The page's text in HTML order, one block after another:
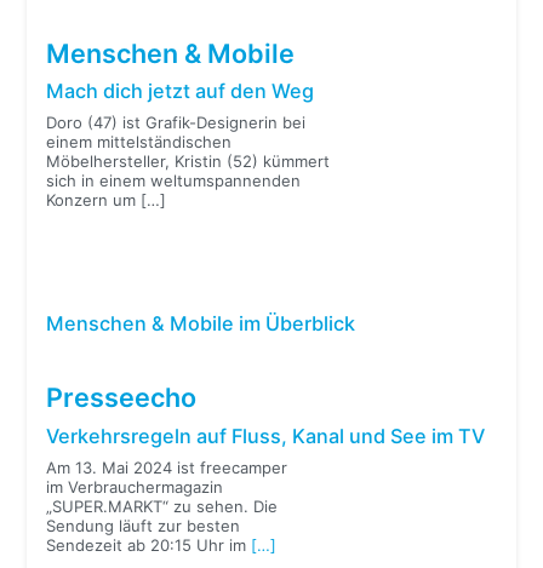
Menschen & Mobile
Mach dich jetzt auf den Weg
Doro (47) ist Grafik-Designerin bei
einem mittelständischen
Möbelhersteller, Kristin (52) kümmert
sich in einem weltumspannenden
Konzern um […]
Menschen & Mobile im Überblick
Presseecho
Verkehrsregeln auf Fluss, Kanal und See im TV
Am 13. Mai 2024 ist freecamper
im Verbrauchermagazin
„SUPER.MARKT“ zu sehen. Die
Sendung läuft zur besten
Sendezeit ab 20:15 Uhr im […]